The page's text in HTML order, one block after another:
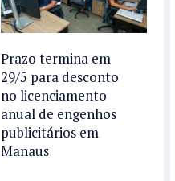
Prazo termina em
29/5 para desconto
no licenciamento
anual de engenhos
publicitários em
Manaus